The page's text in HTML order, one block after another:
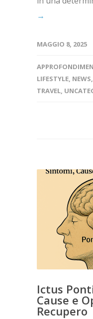
→
MAGGIO 8, 2025
LIFESTYLE, NEWS,
TRAVEL,
Ictus
Cause e
Recupero